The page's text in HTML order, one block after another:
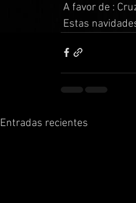
A favor de :
Estas
Entradas recientes